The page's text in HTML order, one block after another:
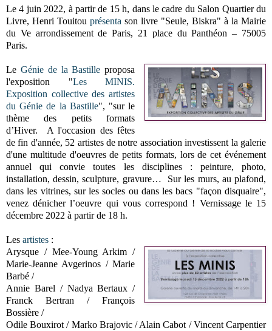
Le 4 juin 2022, à partir de 15 h, dans le cadre du Salon Quartier du
Livre, Henri Touitou présenta son livre "Seule, Biskra" à la Mairie
du Ve arrondissement de Paris, 21 place du Panthéon – 75005
Paris.
Le Génie de la Bastille proposa
l'exposition "Les MINIS.
Exposition collective des artistes
du Génie de la Bastille", "sur le
thème des petits formats
d’Hiver.
A l'occasion des fêtes
de fin d'année, 52 artistes de notre association investissent la galerie
d'une multitude d'oeuvres de petits formats, lors de cet événement
annuel qui convie toutes les disciplines : peinture, photo,
installation, dessin, sculpture, gravure…
Sur les murs, au plafond,
dans les vitrines, sur les socles ou dans les bacs "façon disquaire",
venez dénicher l’oeuvre qui vous correspond ! Vernissage le 15
décembre 2022 à partir de 18 h.
Les artistes :
Arysque / Mee-Young Arkim /
Marie-Jeanne Avgerinos / Marie
Barbé /
Annie Barel / Nadya Bertaux /
Franck Bertran / François
Bossière /
Odile Bouxirot / Marko Brajovic / Alain Cabot / Vincent Carpentier